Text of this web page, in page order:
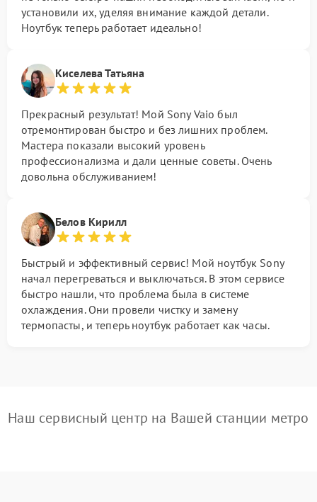
установили их, уделяя внимание каждой детали.
Ноутбук теперь работает идеально!
Киселева Татьяна
Прекрасный результат! Мой Sony Vaio был
отремонтирован быстро и без лишних проблем.
Мастера показали высокий уровень
профессионализма и дали ценные советы. Очень
довольна обслуживанием!
Белов Кирилл
Быстрый и эффективный сервис! Мой ноутбук Sony
начал перегреваться и выключаться. В этом сервисе
быстро нашли, что проблема была в системе
охлаждения. Они провели чистку и замену
термопасты, и теперь ноутбук работает как часы.
Наш сервисный центр на Вашей станции метро